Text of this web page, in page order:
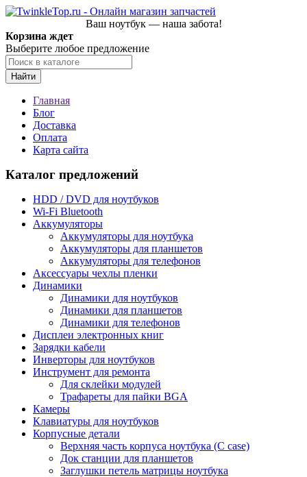
Ваш ноутбук — наша забота!
Корзина ждет
Выберите любое предложение
Найти
Главная
Блог
Доставка
Оплата
Карта сайта
Каталог предложений
HDD / DVD для ноутбуков
Wi-Fi Bluetooth
Аккумуляторы
Аккумуляторы для ноутбука
Аккумуляторы для планшетов
Аккумуляторы для телефонов
Аксессуары чехлы пленки
Динамики
Динамики для ноутбуков
Динамики для планшетов
Динамики для телефонов
Дисплеи электронных книг
Зарядки кабели
Инверторы для ноутбуков
Инструмент для ремонта
Для склейки модулей
Трафареты для пайки BGA
Камеры
Клавиатуры для ноутбуков
Корпусные детали
Верхняя часть корпуса ноутбука (С case)
Док станции для планшетов
Заглушки петель матрицы ноутбука